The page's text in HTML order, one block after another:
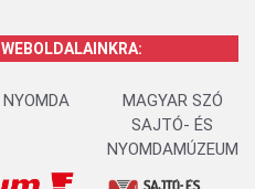
NYOMDA
MAGYAR SZÓ
SAJTÓ- ÉS
NYOMDAMÚZEUM